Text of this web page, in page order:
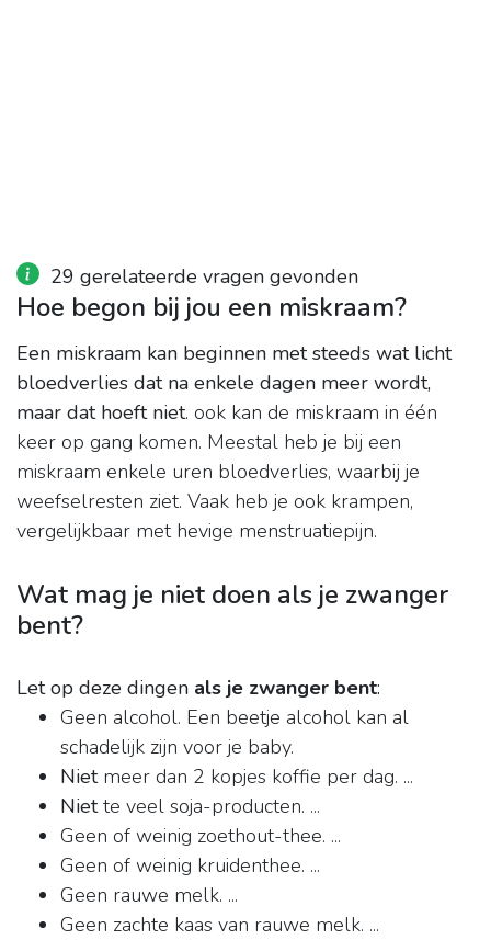
29 gerelateerde vragen gevonden
Hoe begon bij jou een miskraam?
Een miskraam kan beginnen met steeds wat licht
bloedverlies dat na enkele dagen meer wordt,
maar dat hoeft niet. ook kan de miskraam in één
keer op gang komen. Meestal heb je bij een
miskraam enkele uren bloedverlies, waarbij je
weefselresten ziet. Vaak heb je ook krampen,
vergelijkbaar met hevige menstruatiepijn.
Wat mag je niet doen als je zwanger
bent?
Let op deze dingen als je zwanger bent:
Geen alcohol. Een beetje alcohol kan al
schadelijk zijn voor je baby.
Nietmeer dan 2 kopjes koffie per dag. ...
Niette veel soja-producten. ...
Geen of weinig zoethout-thee. ...
Geen of weinig kruidenthee. ...
Geen rauwe melk. ...
Geen zachte kaas van rauwe melk. ...